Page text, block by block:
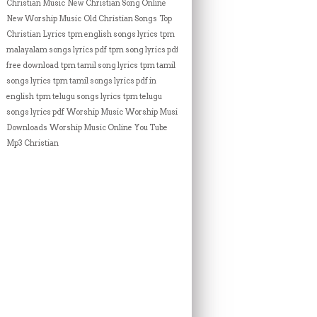
Christian Music New Christian Song Online
New Worship Music Old Christian Songs Top
Christian Lyrics tpm english songs lyrics tpm
malayalam songs lyrics pdf tpm song lyrics pdf
free download tpm tamil song lyrics tpm tamil
songs lyrics tpm tamil songs lyrics pdf in
english tpm telugu songs lyrics tpm telugu
songs lyrics pdf Worship Music Worship Music
Downloads Worship Music Online You Tube
Mp3 Christian